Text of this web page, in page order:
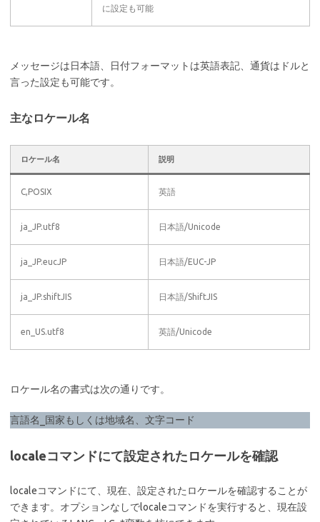
に設定も可能
メッセージは日本語、日付フォーマットは英語表記、通貨はドルと
言った設定も可能です。
主なロケール名
ロケール名 説明
C,POSIX 英語
ja_JP.utf8 日本語/Unicode
ja_JP.eucJP 日本語/EUC-JP
ja_JP.shiftJIS 日本語/ShiftJIS
en_US.utf8 英語/Unicode
ロケール名の書式は次の通りです。
言語名_国家もしくは地域名、文字コード
localeコマンドにて設定されたロケールを確認
localeコマンドにて、現在、設定されたロケールを確認することが
できます。オプションなしでlocaleコマンドを実行すると、現在設